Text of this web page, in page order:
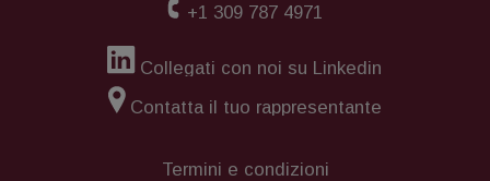
+1 309 787 4971
Collegati con noi su Linkedin
Contatta il tuo rappresentante
Termini e condizioni